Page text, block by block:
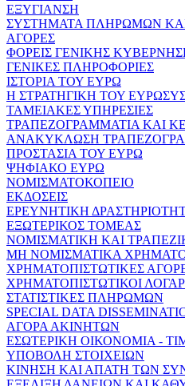
ΕΞΥΓΙΑΝΣΗ
ΣΥΣΤΗΜΑΤΑ ΠΛΗΡΩΜΩΝ
ΑΓΟΡΕΣ
ΦΟΡΕΙΣ ΓΕΝΙΚΗΣ
ΓΕΝΙΚΕΣ ΠΛΗΡΟΦΟΡΙΕΣ
ΙΣΤΟΡΙΑ ΤΟΥ ΕΥΡΩ
Η ΣΤΡΑΤΗΓΙΚΗ ΤΟΥ
ΤΑΜΕΙΑΚΕΣ ΥΠΗΡΕΣΙΕΣ
ΤΡΑΠΕΖΟΓΡΑΜΜΑΤΙΑ ΚΑΙ
ΑΝΑΚΥΚΛΩΣΗ
ΠΡΟΣΤΑΣΙΑ ΤΟΥ ΕΥΡΩ
ΨΗΦΙΑΚΟ ΕΥΡΩ
ΝΟΜΙΣΜΑΤΟΚΟΠΕΙΟ
ΕΚΔΟΣΕΙΣ
ΕΡΕΥΝΗΤΙΚΗ
ΕΞΩΤΕΡΙΚΟΣ ΤΟΜΕΑΣ
ΝΟΜΙΣΜΑΤΙΚΗ ΚΑΙ
ΜΗ ΝΟΜΙΣΜΑΤΙΚΑ
ΧΡΗΜΑΤΟΠΙΣΤΩΤΙΚΕΣ
ΧΡΗΜΑΤΟΠΙΣΤΩΤΙΚΟΙ
ΣΤΑΤΙΣΤΙΚΕΣ ΠΛΗΡΩΜΩΝ
SPECIAL DATA
ΑΓΟΡΑ ΑΚΙΝΗΤΩΝ
ΕΣΩΤΕΡΙΚΗ ΟΙΚΟΝΟΜΙΑ -
ΥΠΟΒΟΛΗ ΣΤΟΙΧΕΙΩΝ
ΚΙΝΗΣΗ ΚΑΙ ΑΠΑΤΗ ΤΩΝ